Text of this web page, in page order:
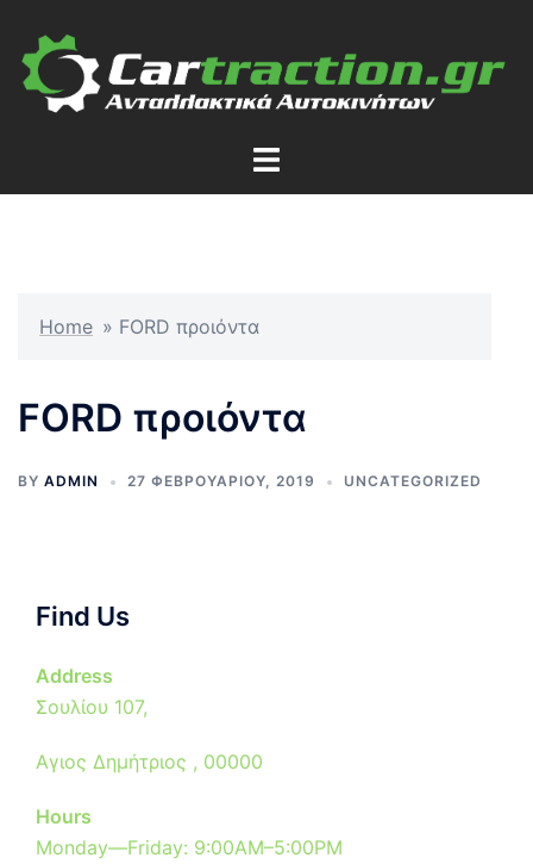
content
Toggle
Home » FORD προιόντα
FORD προιόντα
BY ADMIN 27 ΦΕΒΡΟΥΑΡΊΟΥ, 2019 UNCATEGORIZED
Find Us
Address
Σουλίου 107,
Αγιος Δημήτριος , 00000
Hours
Monday—Friday: 9:00AM–5:00PM